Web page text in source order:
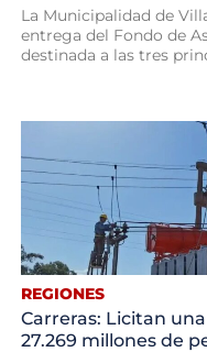
La Municipalidad de
entrega del Fondo de
destinada a las tres
REGIONES
Carreras: Licitan
27.269 millones de